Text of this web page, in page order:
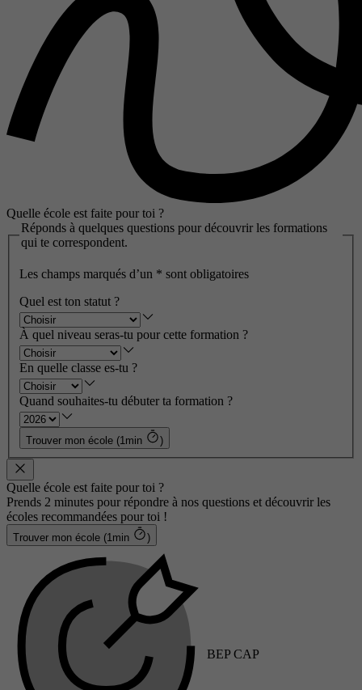
Quelle école est faite pour toi ?
Réponds à quelques questions pour découvrir les formations
qui te correspondent.
Les champs marqués d’un * sont obligatoires
Quel est ton statut ?
À quel niveau seras-tu pour cette formation ?
En quelle classe es-tu ?
Quand souhaites-tu débuter ta formation ?
Trouver mon école (1min )
Quelle école est faite pour toi ?
Prends 2 minutes pour répondre à nos questions et découvrir les
écoles recommandées pour toi !
Trouver mon école (1min )
BEP CAP